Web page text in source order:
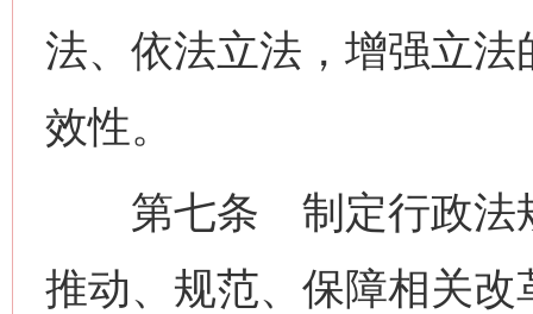
法、依法立法，增强立
效性。
第七条 制定行政法规
推动、规范、保障相关改